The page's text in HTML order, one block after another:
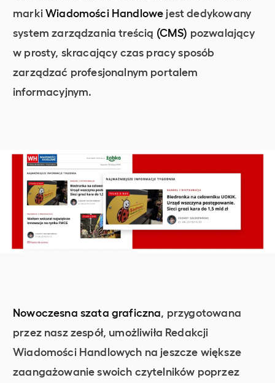
markiWiadomości Handlowejest dedykowany
system zarządzania treścią (CMS) pozwalający
w prosty, skracający czas pracy sposób
zarządzać profesjonalnym portalem
informacyjnym.
Nowoczesna szata graficzna , przygotowana
przez nasz zespół, umożliwiła Redakcji
Wiadomości Handlowych na jeszcze większe
zaangażowanie swoich czytelników poprzez